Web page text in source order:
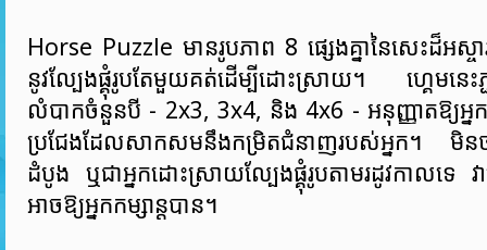
Horse Puzzle មានរូបភាព 8 ផ្សេងគ្នានៃសេះដ៏អស្
នូវល្បែងផ្គុំរូបតែមួយគត់ដើម្បីដោះស្រាយ។ ហ្គេមនេះ
លំបាកចំនួនបី - 2x3, 3x4, និង 4x6 - អនុញ្ញាតឱ្យអ្នក
ប្រជែងដែលសាកសមនឹងកម្រិតជំនាញរបស់អ្នក។ មិន​ថា​អ្
ដំបូង ឬ​ជា​អ្នក​ដោះស្រាយ​ល្បែង​ផ្គុំ​រូប​តាម​រដូវ​កាល​ទេ
អាច​ឱ្យ​អ្នក​កម្សាន្ត​បាន។